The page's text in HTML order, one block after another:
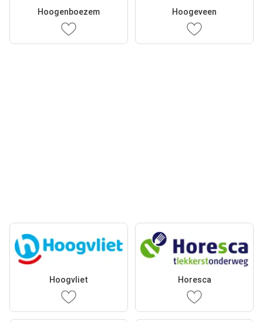
Hoogenboezem Hoogeveen
Hoogvliet Horesca